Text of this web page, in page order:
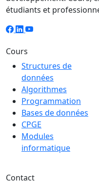
étudiants et
Cours
Structures de
données
Algorithmes
Programmation
Bases de données
CPGE
Modules
informatique
Contact